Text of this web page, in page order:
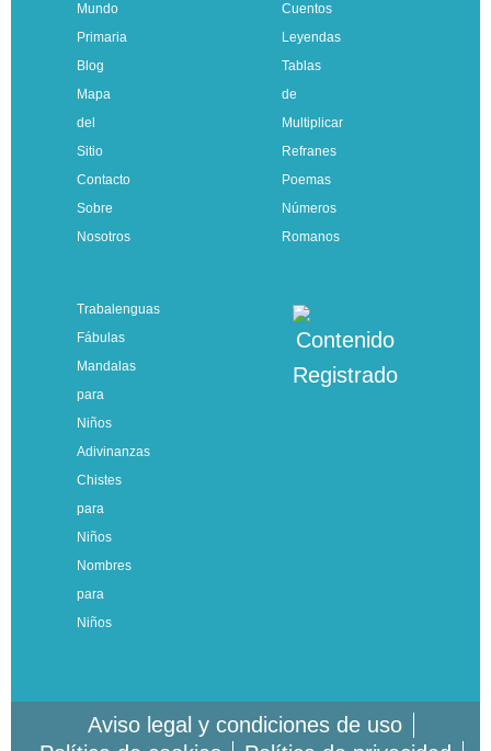
Mundo
Primaria
Blog
Mapa
del
Sitio
Contacto
Sobre
Nosotros
Cuentos
Leyendas
Tablas
de
Multiplicar
Refranes
Poemas
Números
Romanos
Trabalenguas
Fábulas
Mandalas
para
Niños
Adivinanzas
Chistes
para
Niños
Nombres
para
Niños
Aviso legal y condiciones de uso